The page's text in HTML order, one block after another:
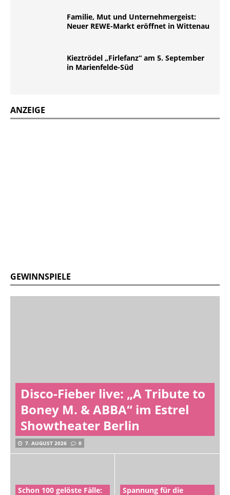
Familie, Mut und Unternehmergeist:
Neuer REWE-Markt eröffnet in Wittenau
Kieztrödel „Firlefanz“ am 5. September
in Marienfelde-Süd
ANZEIGE
GEWINNSPIELE
Disco-Fieber live: „A Tribute to
Boney M. & ABBA“ im Estrel
Showtheater Berlin
7. AUGUST 2026 0
Schon 100 gelöste Fälle:
Spannung für die